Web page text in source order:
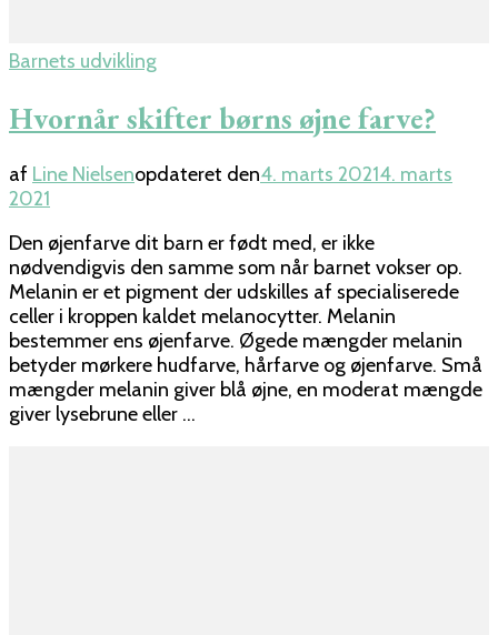
Barnets udvikling
Hvornår skifter børns øjne farve?
af Line Nielsenopdateret den4. marts 20214. marts
2021
Den øjenfarve dit barn er født med, er ikke
nødvendigvis den samme som når barnet vokser op.
Melanin er et pigment der udskilles af specialiserede
celler i kroppen kaldet melanocytter. Melanin
bestemmer ens øjenfarve. Øgede mængder melanin
betyder mørkere hudfarve, hårfarve og øjenfarve. Små
mængder melanin giver blå øjne, en moderat mængde
giver lysebrune eller …